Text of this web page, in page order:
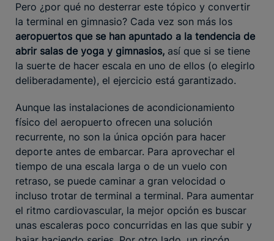
Pero ¿por qué no desterrar este tópico y convertir
la terminal en gimnasio? Cada vez son más los
aeropuertos que se han apuntado a la tendencia de
abrir salas de yoga y gimnasios, así que si se tiene
la suerte de hacer escala en uno de ellos (o elegirlo
deliberadamente), el ejercicio está garantizado.
Aunque las instalaciones de acondicionamiento
físico del aeropuerto ofrecen una solución
recurrente, no son la única opción para hacer
deporte antes de embarcar. Para aprovechar el
tiempo de una escala larga o de un vuelo con
retraso, se puede caminar a gran velocidad o
incluso trotar de terminal a terminal. Para aumentar
el ritmo cardiovascular, la mejor opción es buscar
unas escaleras poco concurridas en las que subir y